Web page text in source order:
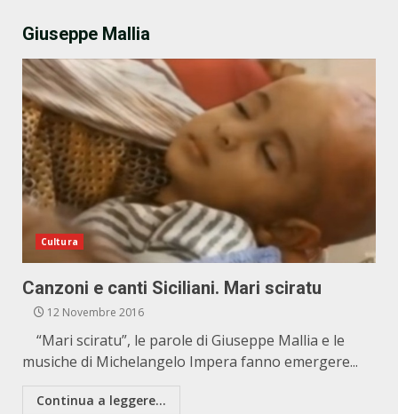
Giuseppe Mallia
Cultura
Canzoni e canti Siciliani. Mari sciratu
12 Novembre 2016
“Mari sciratu”, le parole di Giuseppe Mallia e le
musiche di Michelangelo Impera fanno emergere...
Continua a leggere...